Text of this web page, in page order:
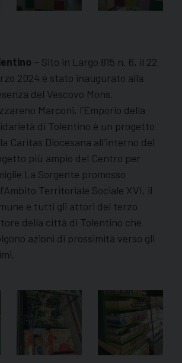
– Sito in Largo 815 n. 6, il 22
2024 è stato inaugurato alla
del Vescovo Mons.
Marconi, l’Emporio della
di Tolentino è un progetto
Caritas Diocesana all’interno del
più ampio del Centro per
La Sorgente promosso
Territoriale Sociale XVI, il
e tutti gli attori del terzo
della città di Tolentino che
azioni di prossimità verso gli